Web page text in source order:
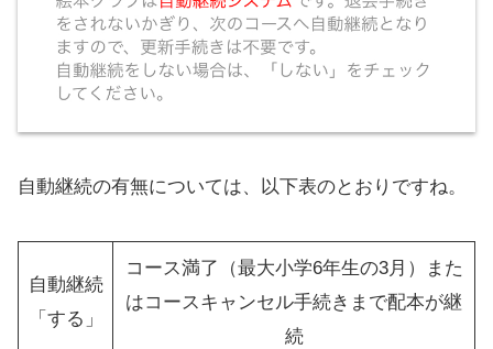
自動継続の有無については、以下表のとおりですね。
自動継続
「する」
コース満了（最大小学6年生の3月）また
はコースキャンセル手続きまで配本が継
続